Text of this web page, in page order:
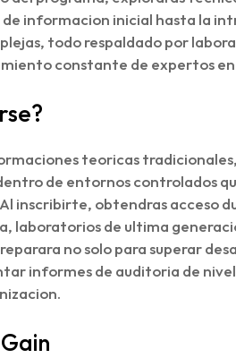
de informacion inicial hasta la
todo respaldado por
constante de expertos
teoricas
de entornos controlados
inscribirte, obtendras acceso
laboratorios de ultima
no solo para superar
informes de auditoria de